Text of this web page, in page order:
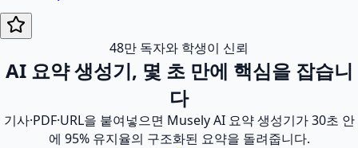
48만 독자와 학생이 신뢰
AI 요약 생성기, 몇 초 만에 핵심을 잡습니
다
기사·PDF·URL을 붙여넣으면 Musely AI 요약 생성기가 30초 안
에 95% 유지율의 구조화된 요약을 돌려줍니다.